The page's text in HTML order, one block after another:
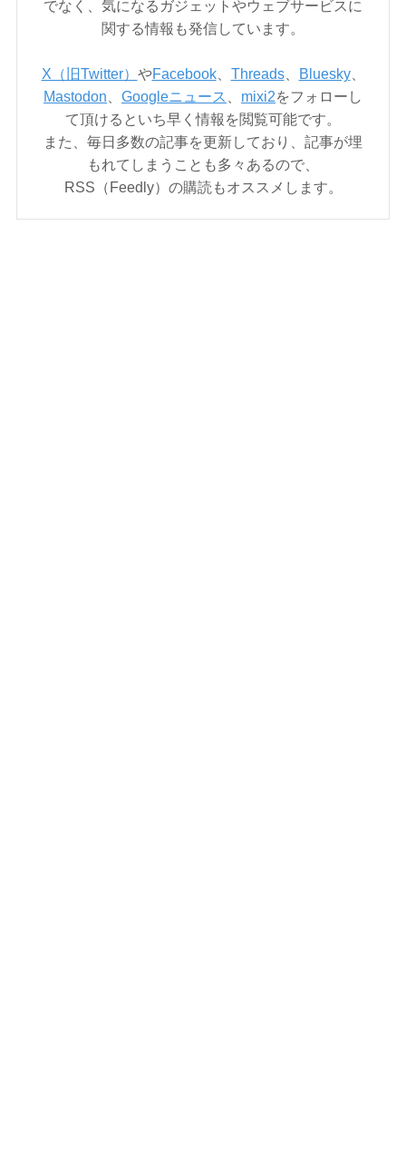
でなく、気になるガジェットやウェブサービスに
関する情報も発信しています。
X（旧Twitter） やFacebook、 Threads、 Bluesky、
Mastodon
Googleニュース mixi2をフォローし
て頂けるといち早く情報を閲覧可能です。
また、毎日多数の記事を更新しており、記事が埋
もれてしまうことも多々あるので、
RSS（Feedly）の購読もオススメします。